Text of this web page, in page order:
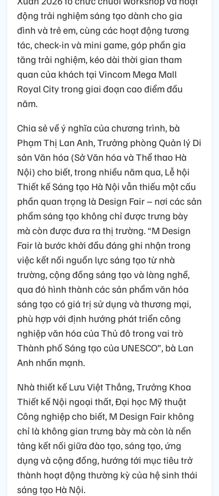
động trải nghiệm sáng tạo dành cho gia
đình và trẻ em, cùng các hoạt động tương
tác, check-in và mini game, góp phần gia
tăng trải nghiệm, kéo dài thời gian tham
quan của khách tại Vincom Mega Mall
Royal City trong giai đoạn cao điểm đầu
năm.
Chia sẻ về ý nghĩa của chương trình, bà
Phạm Thị Lan Anh, Trưởng phòng Quản lý Di
sản Văn hóa (Sở Văn hóa và Thể thao Hà
Nội) cho biết, trong nhiều năm qua, Lễ hội
Thiết kế Sáng tạo Hà Nội vẫn thiếu một cấu
phần quan trọng là Design Fair – nơi các sản
phẩm sáng tạo không chỉ được trưng bày
mà còn được đưa ra thị trường. “M Design
Fair là bước khởi đầu đáng ghi nhận trong
việc kết nối nguồn lực sáng tạo từ nhà
trường, cộng đồng sáng tạo và làng nghề,
qua đó hình thành các sản phẩm văn hóa
sáng tạo có giá trị sử dụng và thương mại,
phù hợp với định hướng phát triển công
nghiệp văn hóa của Thủ đô trong vai trò
Thành phố Sáng tạo của UNESCO”, bà Lan
Anh nhấn mạnh.
Nhà thiết kế Lưu Việt Thắng, Trưởng Khoa
Thiết kế Nội ngoại thất, Đại học Mỹ thuật
Công nghiệp cho biết, M Design Fair không
chỉ là không gian trưng bày mà còn là nền
tảng kết nối giữa đào tạo, sáng tạo, ứng
dụng và cộng đồng, hướng tới mục tiêu trở
thành hoạt động thường kỳ của hệ sinh thái
sáng tạo Hà Nội.